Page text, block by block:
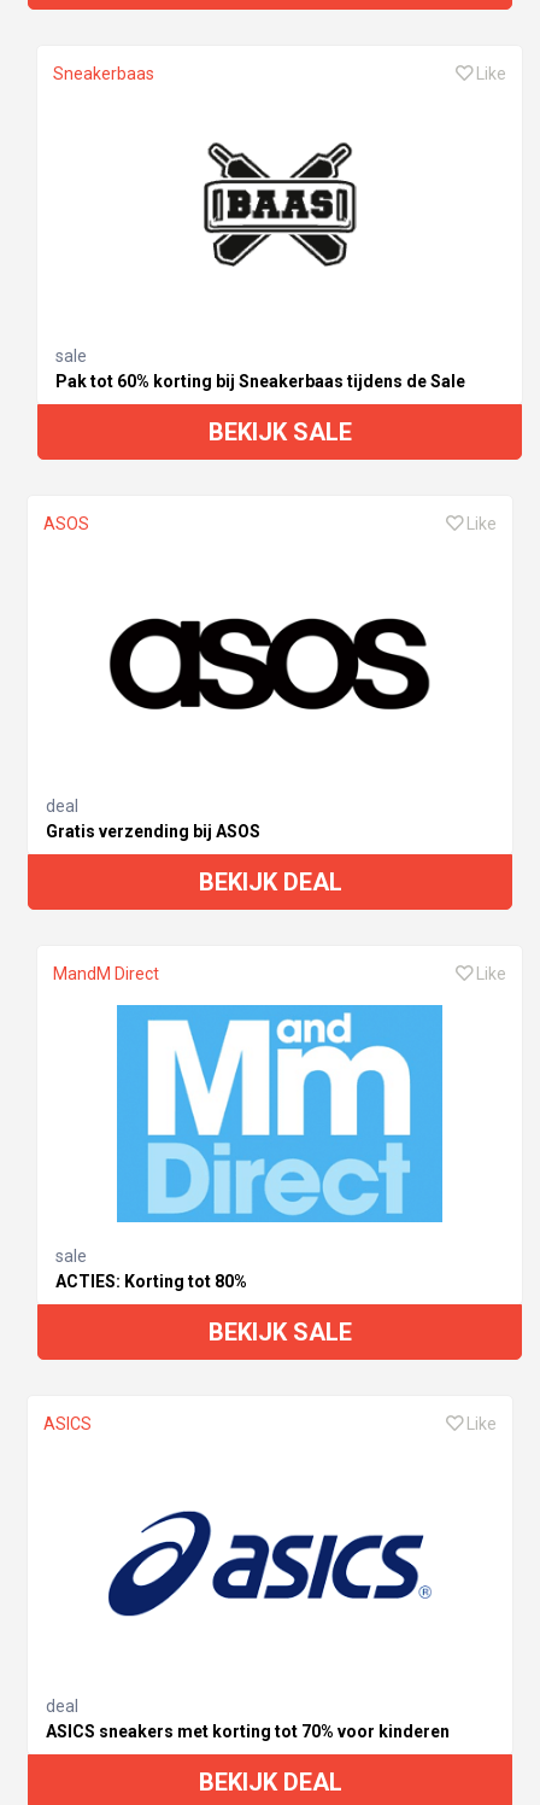
Sneakerbaas Like
sale
Pak tot 60% korting bij Sneakerbaas tijdens de Sale
BEKIJK SALE
ASOS Like
deal
Gratis verzending bij ASOS
BEKIJK DEAL
MandM Direct Like
sale
ACTIES: Korting tot 80%
BEKIJK SALE
ASICS Like
deal
ASICS sneakers met korting tot 70% voor kinderen
BEKIJK DEAL